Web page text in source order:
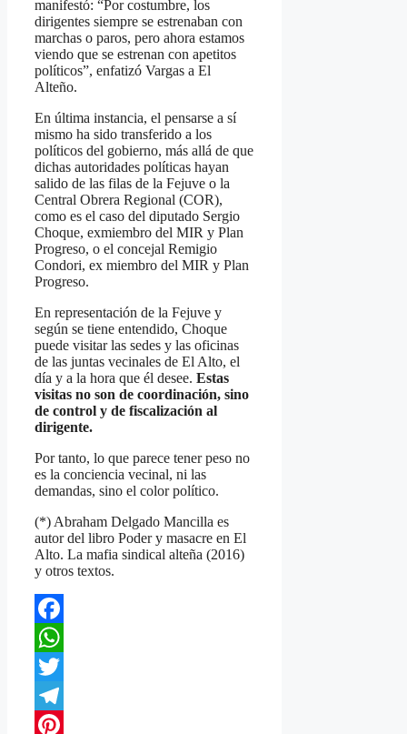
manifestó: “Por costumbre, los
dirigentes siempre se estrenaban con
marchas o paros, pero ahora estamos
viendo que se estrenan con apetitos
políticos”, enfatizó Vargas a El
Alteño.
En última instancia, el pensarse a sí
mismo ha sido transferido a los
políticos del gobierno, más allá de que
dichas autoridades políticas hayan
salido de las filas de la Fejuve o la
Central Obrera Regional (COR),
como es el caso del diputado Sergio
Choque, exmiembro del MIR y Plan
Progreso, o el concejal Remigio
Condori, ex miembro del MIR y Plan
Progreso.
En representación de la Fejuve y
según se tiene entendido, Choque
puede visitar las sedes y las oficinas
de las juntas vecinales de El Alto, el
día y a la hora que él desee. Estas
visitas no son de coordinación, sino
de control y de fiscalización al
dirigente.
Por tanto, lo que parece tener peso no
es la conciencia vecinal, ni las
demandas, sino el color político.
(*) Abraham Delgado Mancilla es
autor del libro Poder y masacre en El
Alto. La mafia sindical alteña (2016)
y otros textos.
Facebook
WhatsApp
Twitter
Telegram